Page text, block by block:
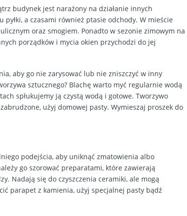
budynek jest narażony na działanie innych
a czasami również ptasie odchody. W mieście
oraz smogiem. Ponadto w sezonie zimowym na
porządków i mycia okien przychodzi do jej
aby go nie zarysować lub nie zniszczyć w inny
sztucznego? Blachę warto myć regularnie wodą
spłukujemy ją czystą wodą i gotowe. Tworzywo
użyj domowej pasty. Wymieszaj proszek do
podejścia, aby uniknąć zmatowienia albo
go szorować preparatami, które zawierają
Nadają się do czyszczenia ceramiki, ale mogą
parapet z kamienia, użyj specjalnej pasty bądź